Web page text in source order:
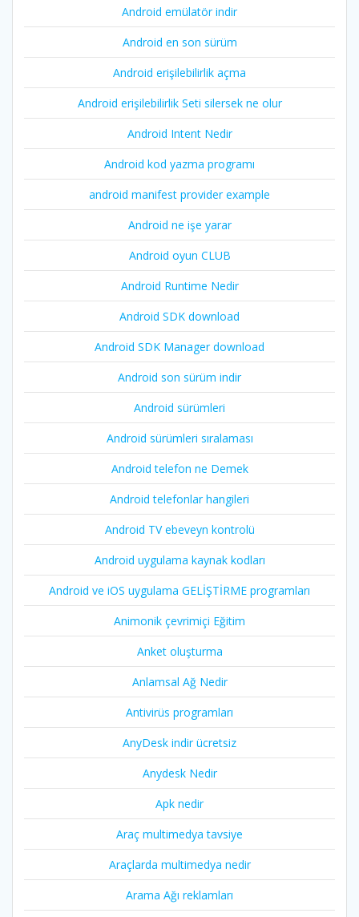
Android emülatör indir
Android en son sürüm
Android erişilebilirlik açma
Android erişilebilirlik Seti silersek ne olur
Android Intent Nedir
Android kod yazma programı
android manifest provider example
Android ne işe yarar
Android oyun CLUB
Android Runtime Nedir
Android SDK download
Android SDK Manager download
Android son sürüm indir
Android sürümleri
Android sürümleri sıralaması
Android telefon ne Demek
Android telefonlar hangileri
Android TV ebeveyn kontrolü
Android uygulama kaynak kodları
Android ve iOS uygulama GELİŞTİRME programları
Animonik çevrimiçi Eğitim
Anket oluşturma
Anlamsal Ağ Nedir
Antivirüs programları
AnyDesk indir ücretsiz
Anydesk Nedir
Apk nedir
Araç multimedya tavsiye
Araçlarda multimedya nedir
Arama Ağı reklamları